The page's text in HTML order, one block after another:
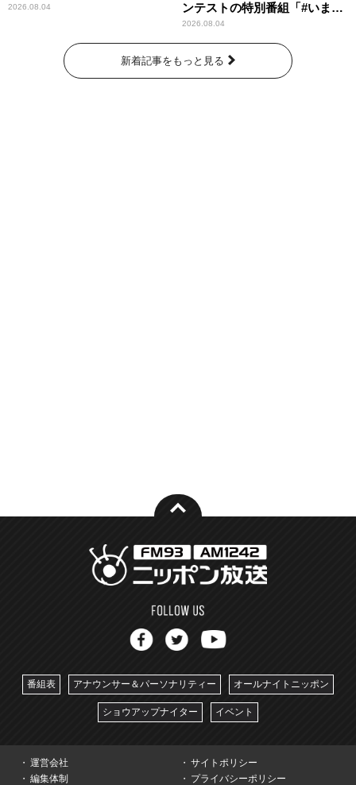
2026.08.04
ンテストの特別番組「#いまあ
なたに伝えたいこと」
2026.08.04
新着記事をもっと見る
番組表 アナウンサー＆パーソナリティー オールナイトニッポン
ショウアップナイター イベント
運営会社
サイトポリシー
編集体制
プライバシーポリシー